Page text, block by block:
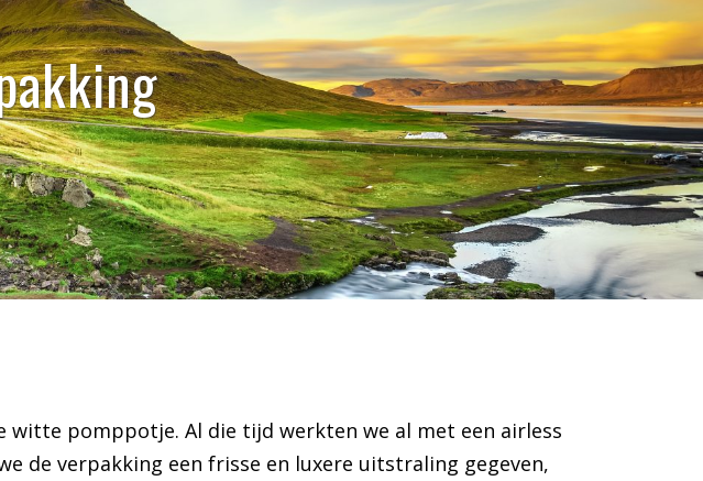
witte pomppotje. Al die tijd werkten we al met een airless
de verpakking een frisse en luxere uitstraling gegeven,